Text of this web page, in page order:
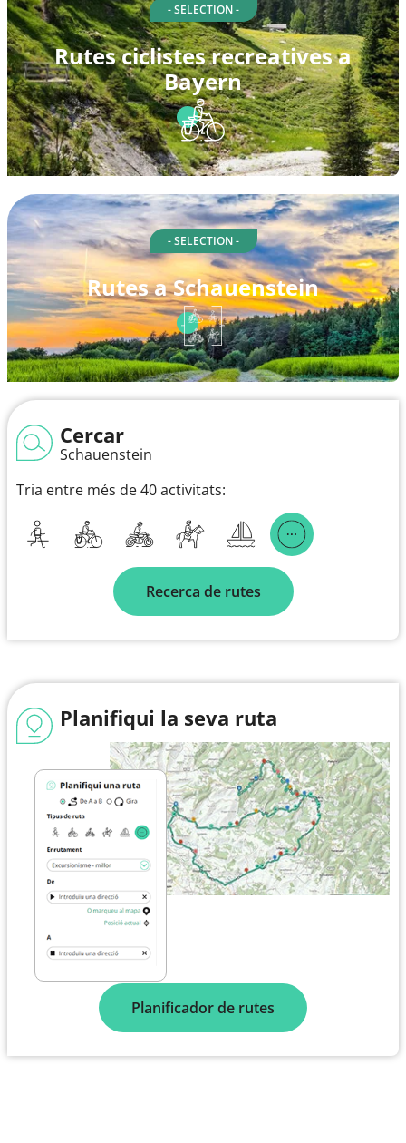
- SELECTION -
Rutes ciclistes recreatives a
Bayern
- SELECTION -
Rutes a Schauenstein
Cercar
Schauenstein
Tria entre més de 40 activitats:
Recerca de rutes
Planifiqui la seva ruta
Planificador de rutes